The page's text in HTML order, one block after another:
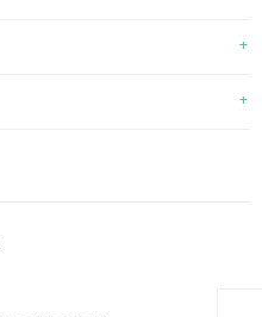
+
+